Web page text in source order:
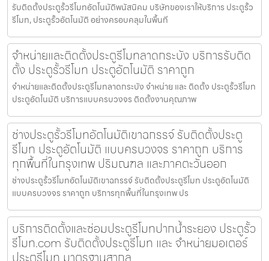
รับติดตั้งประตูรั้วรีโมทอัตโนมัติพนัสนิคม บริษัทของเราให้บริการ ประตูรั้ว
รีโมท, ประตูรั้วอัตโนมัติ อย่างครอบคลุมในพื้นที
จำหน่ายและติดตั้งประตูรีโมทลาดกระบัง บริการรับติด
ตั้ง ประตูรั้วรีโมท ประตูอัตโนมัติ ราคาถูก
จำหน่ายและติดตั้งประตูรีโมทลาดกระบัง จำหน่าย และ ติดตั้ง ประตูรั้วรีโมท
ประตูอัตโนมัติ บริการแบบครบวงจร ติดตั้งงานคุณภาพ
ช่างประตูรั้วรีโมทอัตโนมัติเขาฉกรรจ์ รับติดตั้งประตู
รีโมท ประตูอัตโนมัติ แบบครบวงจร ราคาถูก บริการ
ทุกพื้นที่ในกรุงเทพ ปริมณฑล และภาคตะวันออก
ช่างประตูรั้วรีโมทอัตโนมัติเขาฉกรรจ์ รับติดตั้งประตูรีโมท ประตูอัตโนมัติ
แบบครบวงจร ราคาถูก บริการทุกพื้นที่ในกรุงเทพ ปร
บริการติดตั้งและซ่อมประตูรีโมทปากน้ำระยอง ประตูรั้ว
รีโมท.com รับติดตั้งประตูรีโมท และ จำหน่ายมอเตอร์